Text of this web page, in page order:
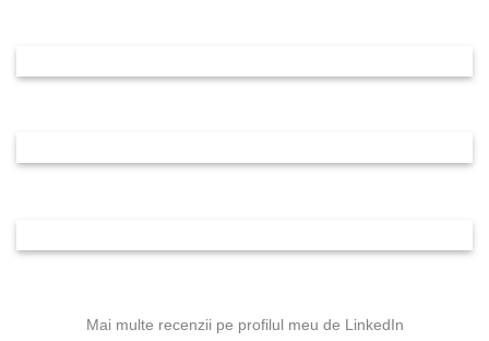
Mai multe recenzii pe profilul meu de LinkedIn